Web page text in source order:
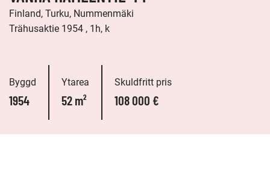
Finland, Turku, Nummenmäki
Trähusaktie 1954 , 1h, k
Byggd
1954
Ytarea
52 m²
Skuldfritt pris
108 000 €